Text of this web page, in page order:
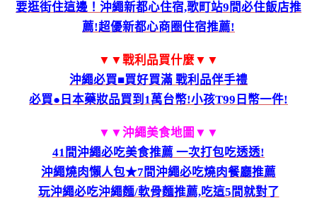
要逛街住這邊！沖繩新都心住宿,歌町站9間必住飯店推
薦!超優新都心商圈住宿推薦!
▼▼戰利品買什麼▼▼
沖繩必買■買好買滿 戰利品伴手禮
必買●日本藥妝品買到1萬台幣!小孩T99日幣一件!
▼▼沖繩美食地圖 ▼▼
41間沖繩必吃美食推薦 一次打包吃透透!
沖繩燒肉懶人包★7間沖繩必吃燒肉餐廳推薦
玩沖繩必吃沖繩麵/軟骨麵推薦,吃這5間就對了